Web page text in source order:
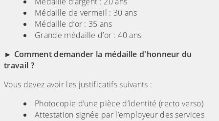
Médaille de vermeil : 30 ans
Médaille d’or : 35 ans
Grande médaille d’or : 40 ans
► Comment demander la médaille d'honneur du
travail ?
Vous devez avoir les justificatifs suivants :
Photocopie d’une pièce d’identité (recto verso)
Attestation signée par l’employeur des services